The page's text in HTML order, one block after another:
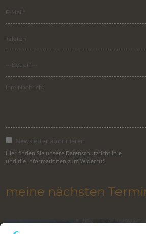
Newsletter abonnieren
Hier finden Sie unsere Datenschutzrichtlinie
und die Informationen zumWiderruf.
meine nächsten